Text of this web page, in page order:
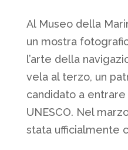
Al Museo della
un mostra
l’arte della
vela al terzo, un
candidato a
UNESCO. Nel
stata ufficialmente